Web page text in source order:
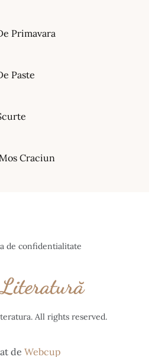
Primavara
Paste
Craciun
de confidentialitate
All rights reserved.
de Webcup